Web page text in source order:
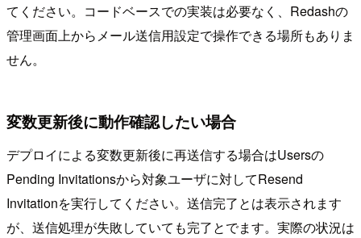
てください。コードベースでの実装は必要なく、Redashの
管理画面上からメール送信用設定で操作できる場所もありま
せん。
変数更新後に動作確認したい場合
デプロイによる変数更新後に再送信する場合はUsersの
Pending Invitationsから対象ユーザに対してResend
Invitationを実行してください。送信完了とは表示されます
が、送信処理が失敗していても完了とでます。実際の状況は